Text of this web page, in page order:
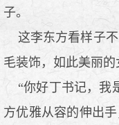
子。
这李东方看样子不
毛装饰，如此美丽的
“你好丁书记，我
方优雅从容的伸出